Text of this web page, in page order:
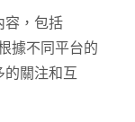
容，包括
據不同平台的
關注和互